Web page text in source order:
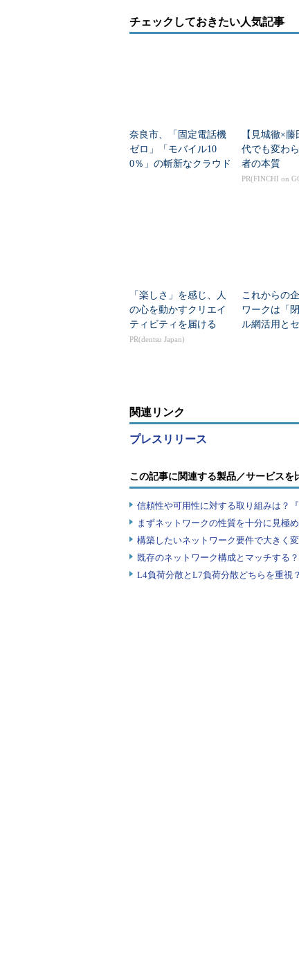
チェックしておきたい人気記事
奈良市、「固定電話機
ゼロ」「モバイル10
0％」の斬新なクラウド
【見城徹×
代でも変わ
者の本質
PR(FINCHI on
「楽しさ」を感じ、人
の心を動かすクリエイ
ティビティを届ける
PR(dentsu Japan)
これからの
ワークは「
ル網活用と
関連リンク
プレスリリース
この記事に関連する製品／サービスを
信頼性や可用性に対する取り組みは？
まずネットワークの性質を十分に見極
構築したいネットワーク要件で大きく
既存のネットワーク構成とマッチする
L4負荷分散とL7負荷分散どちらを重視